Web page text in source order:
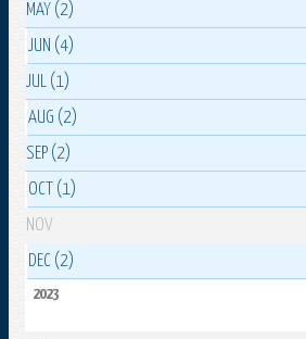
MAY (2)
JUN (4)
JUL (1)
AUG (2)
SEP (2)
OCT (1)
NOV
DEC (2)
2023